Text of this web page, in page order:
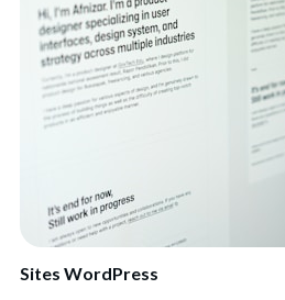
Sites WordPress